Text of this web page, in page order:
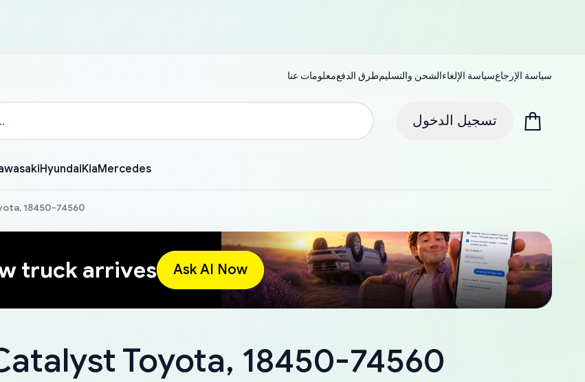
معلومات عناطرق الدفعالشحن والتسليمسياسة الإلغاءسياسة الإرجاع
تسجيل الدخول
HyundaiKiaMercedes
18450-74560
truck arrives Ask AI Now
Toyota, 18450-74560